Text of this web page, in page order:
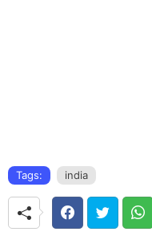
Tags: india